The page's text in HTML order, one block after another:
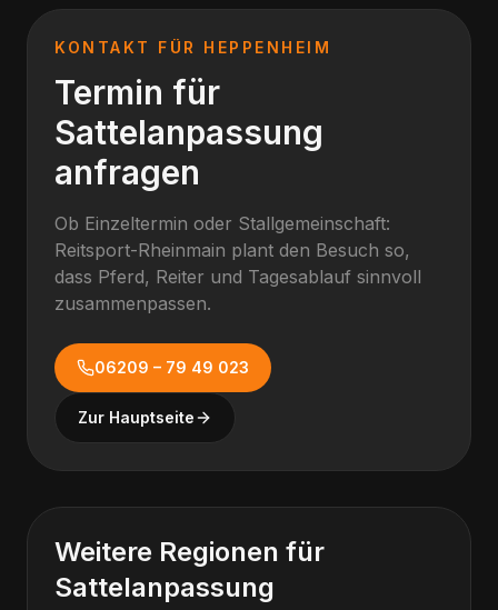
KONTAKT FÜR HEPPENHEIM
Termin für
Sattelanpassung
anfragen
Ob Einzeltermin oder Stallgemeinschaft:
Reitsport-Rheinmain plant den Besuch so,
dass Pferd, Reiter und Tagesablauf sinnvoll
zusammenpassen.
06209 – 79 49 023
Zur Hauptseite
Weitere Regionen für
Sattelanpassung